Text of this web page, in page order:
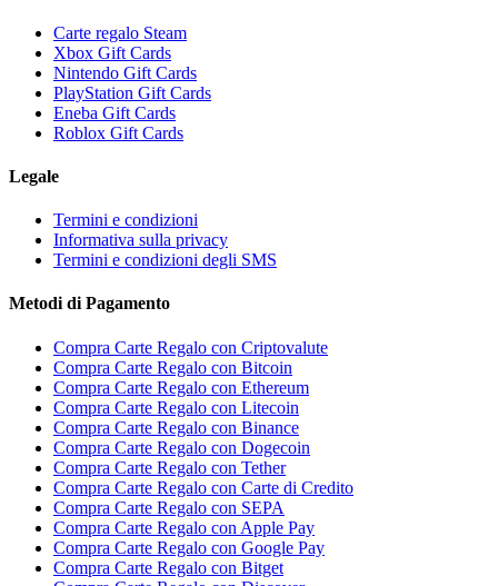
Carte regalo Steam
Xbox Gift Cards
Nintendo Gift Cards
PlayStation Gift Cards
Eneba Gift Cards
Roblox Gift Cards
Legale
Termini e condizioni
Informativa sulla privacy
Termini e condizioni degli SMS
Metodi di Pagamento
Compra Carte Regalo con Criptovalute
Compra Carte Regalo con Bitcoin
Compra Carte Regalo con Ethereum
Compra Carte Regalo con Litecoin
Compra Carte Regalo con Binance
Compra Carte Regalo con Dogecoin
Compra Carte Regalo con Tether
Compra Carte Regalo con Carte di Credito
Compra Carte Regalo con SEPA
Compra Carte Regalo con Apple Pay
Compra Carte Regalo con Google Pay
Compra Carte Regalo con Bitget